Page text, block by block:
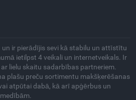
un ir pierādījis sevi kā stabilu un attīstītu
ietilpst 4 veikali un internetveikals. Ir
lielu skaitu sadarbības partneriem.
plašu preču sortimentu makšķerēšanas
atpūtai dabā, kā arī apģērbus un